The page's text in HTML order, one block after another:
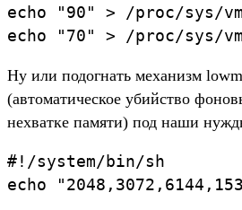
echo "90" > /proc/sys/
Ну или подогнать механизм
(автоматическое убийство
нехватке памяти) под наши
#!/system/bin/sh